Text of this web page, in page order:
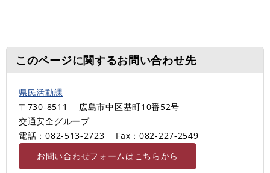
このページに関するお問い合わせ先
県民活動課
〒730-8511
広島市中区基町10番52号
交通安全グループ
電話：082-513-2723
Fax：082-227-2549
お問い合わせフォームはこちらから